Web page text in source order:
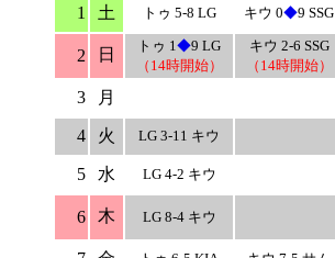
1 土 トゥ 5-8 LG キウ 0◆9 SSG
2 日 トゥ 1◆9 LG
（14時開始）
キウ 2-6 SSG
（14時開始）
3 月
4 火 LG 3-11 キウ
5 水 LG 4-2 キウ
6 木 LG 8-4 キウ